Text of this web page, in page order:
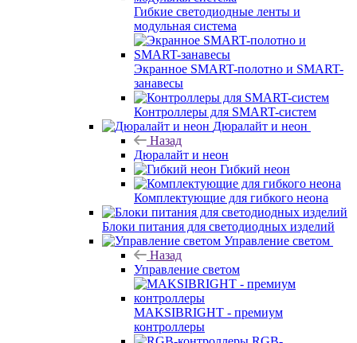
Гибкие светодиодные ленты и
модульная система
Экранное SMART-полотно и SMART-
занавесы
Контроллеры для SMART-систем
Дюралайт и неон
Назад
Дюралайт и неон
Гибкий неон
Комплектующие для гибкого неона
Блоки питания для светодиодных изделий
Управление светом
Назад
Управление светом
MAKSIBRIGHT - премиум
контроллеры